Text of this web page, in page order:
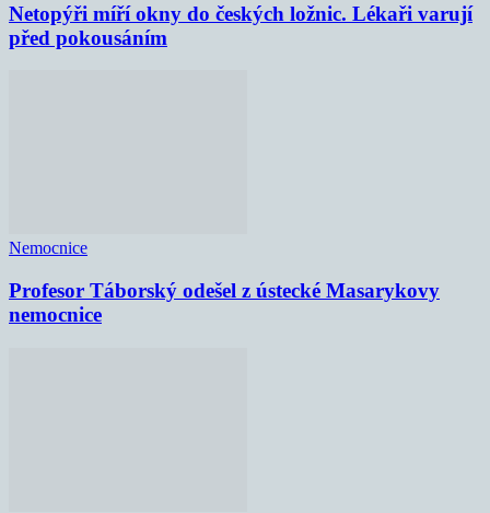
Netopýři míří okny do českých ložnic. Lékaři varují
před pokousáním
Nemocnice
Profesor Táborský odešel z ústecké Masarykovy
nemocnice